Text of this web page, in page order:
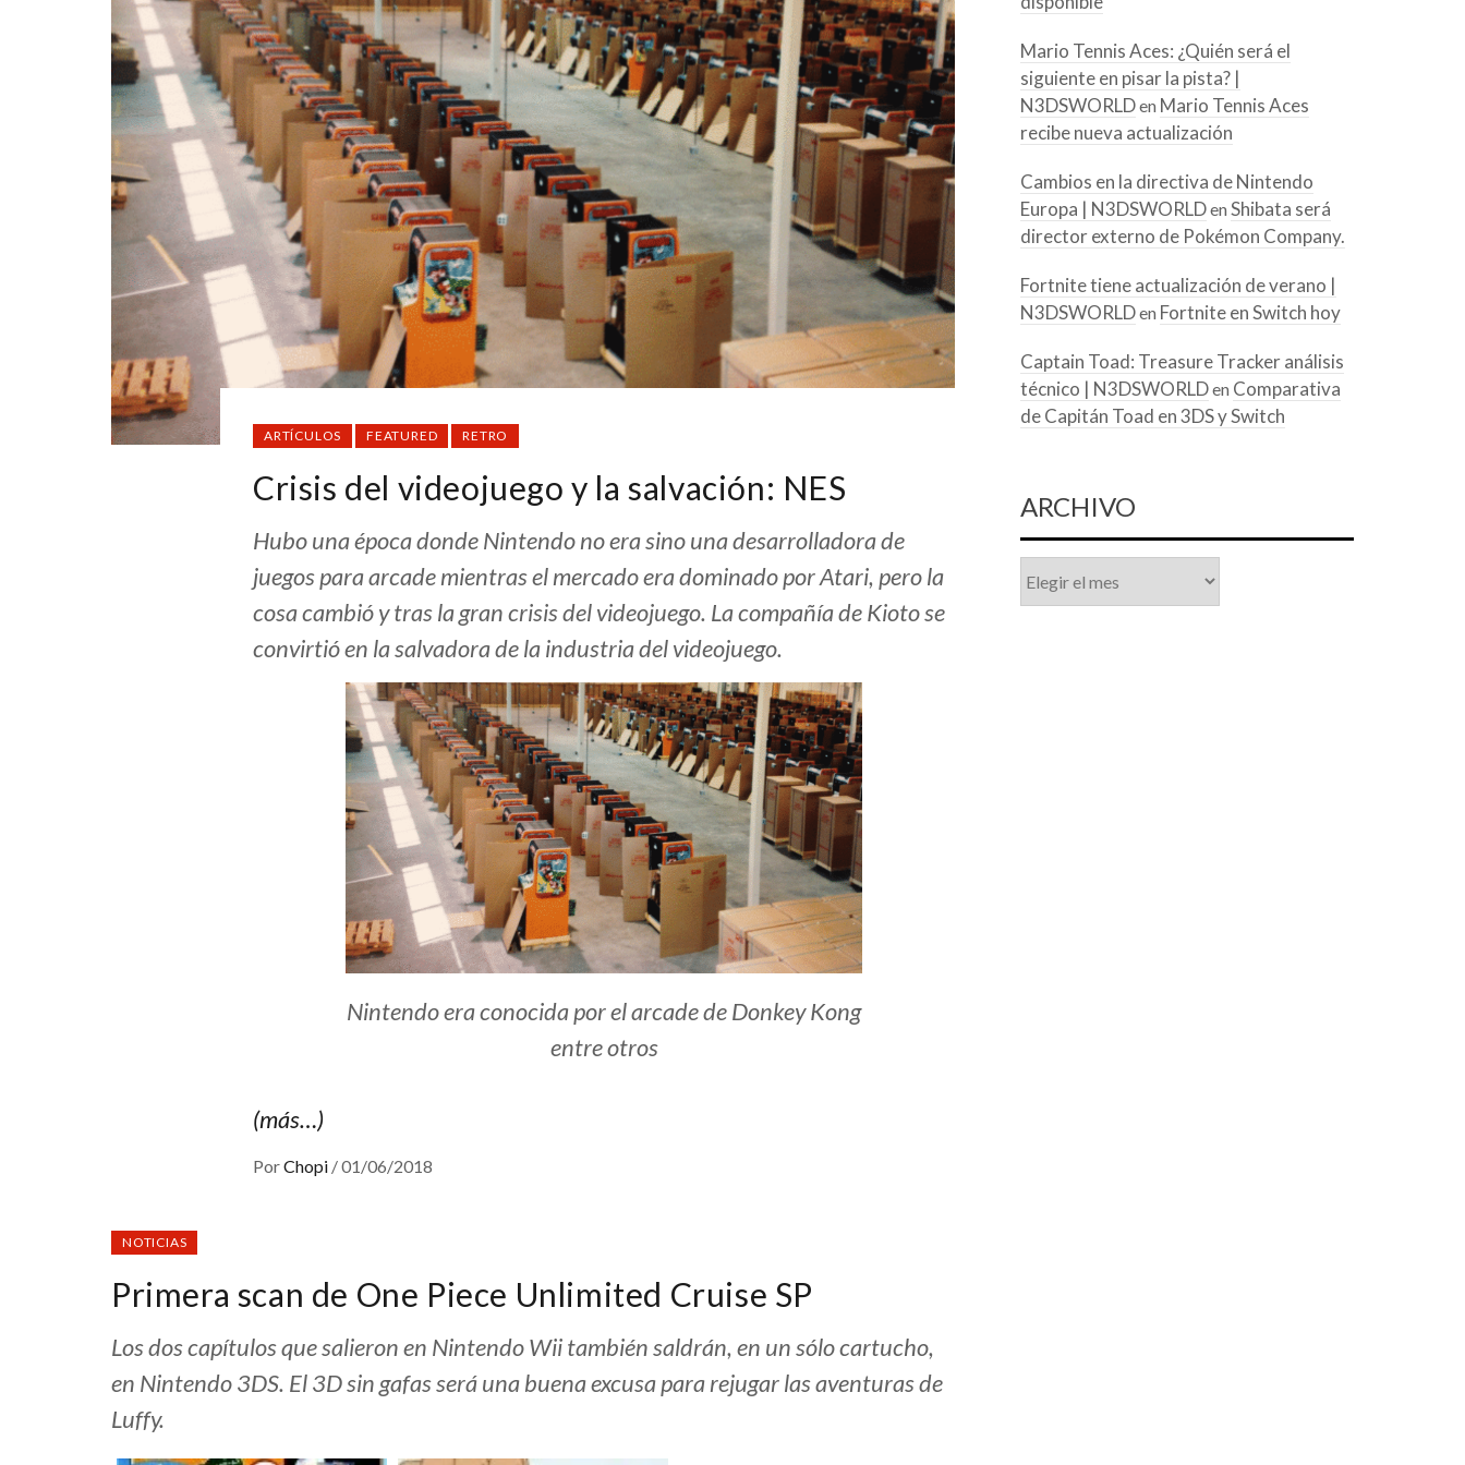
ARTÍCULOS FEATURED RETRO
Crisis del videojuego y la salvación: NES
Hubo una época donde Nintendo no era sino una desarrolladora de
juegos para arcade mientras el mercado era dominado por Atari, pero la
cosa cambió y tras la gran crisis del videojuego. La compañía de Kioto se
convirtió en la salvadora de la industria del videojuego.
Nintendo era conocida por el arcade de Donkey Kong
entre otros
(más…)
PorChopi /01/06/2018
NOTICIAS
Primera scan de One Piece Unlimited Cruise SP
Los dos capítulos que salieron en Nintendo Wii también saldrán, en un sólo cartucho,
en Nintendo 3DS. El 3D sin gafas será una buena excusa para rejugar las aventuras de
Luffy.
Mario Tennis Aces: ¿Quién será el
siguiente en pisar la pista? |
N3DSWORLDen Mario Tennis Aces
recibe nueva actualización
Cambios en la directiva de Nintendo
Europa | N3DSWORLDen Shibata será
director externo de Pokémon Company.
Fortnite tiene actualización de verano |
N3DSWORLDen Fortnite en Switch hoy
Captain Toad: Treasure Tracker análisis
técnico | N3DSWORLDen Comparativa
de Capitán Toad en 3DS y Switch
ARCHIVO